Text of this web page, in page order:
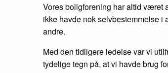
Vores boligforening har altid været
ikke havde nok selvbestemmelse i
andre.
Med den tidligere ledelse var vi
tydelige tegn på, at vi havde brug